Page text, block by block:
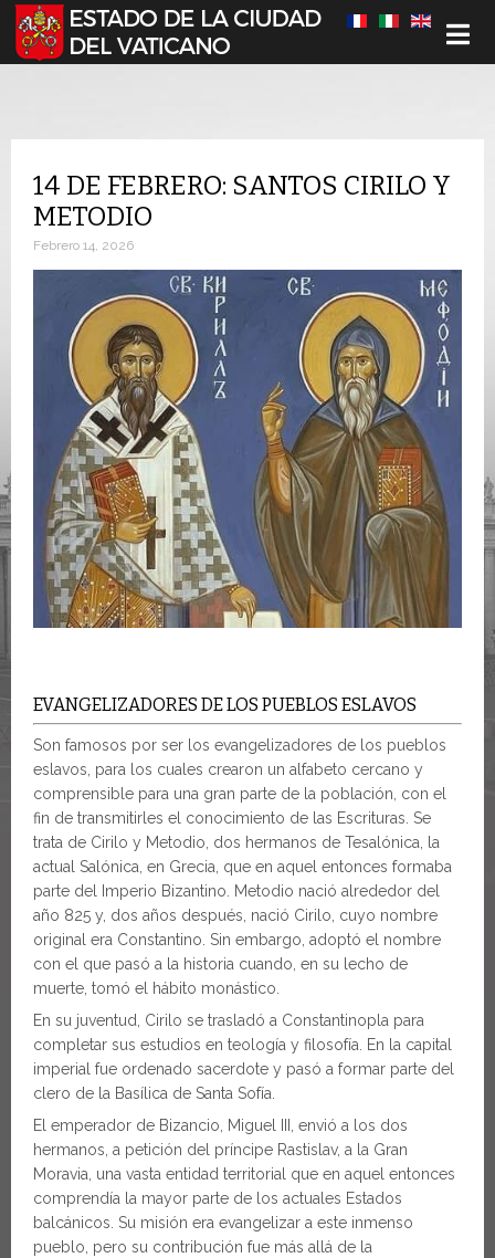
Seleccione su idioma
14 DE FEBRERO: SANTOS CIRILO Y
METODIO
Febrero 14, 2026
EVANGELIZADORES DE LOS PUEBLOS ESLAVOS
Son famosos por ser los evangelizadores de los pueblos
eslavos, para los cuales crearon un alfabeto cercano y
comprensible para una gran parte de la población, con el
fin de transmitirles el conocimiento de las Escrituras. Se
trata de Cirilo y Metodio, dos hermanos de Tesalónica, la
actual Salónica, en Grecia, que en aquel entonces formaba
parte del Imperio Bizantino. Metodio nació alrededor del
año 825 y, dos años después, nació Cirilo, cuyo nombre
original era Constantino. Sin embargo, adoptó el nombre
con el que pasó a la historia cuando, en su lecho de
muerte, tomó el hábito monástico.
En su juventud, Cirilo se trasladó a Constantinopla para
completar sus estudios en teología y filosofía. En la capital
imperial fue ordenado sacerdote y pasó a formar parte del
clero de la Basílica de Santa Sofía.
El emperador de Bizancio, Miguel III, envió a los dos
hermanos, a petición del príncipe Rastislav, a la Gran
Moravia, una vasta entidad territorial que en aquel entonces
comprendía la mayor parte de los actuales Estados
balcánicos. Su misión era evangelizar a este inmenso
pueblo, pero su contribución fue más allá de la